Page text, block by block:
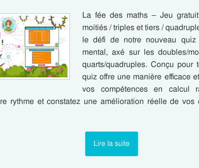
La fée des maths – Jeu
moitiés / triples et tiers /
le défi de notre nouveau
mental, axé sur les doubles/
quarts/quadruples. Conçu pour
quiz offre une manière efficace
vos compétences en calcul
rythme et constatez une amélioration réelle de vos
Lire la suite